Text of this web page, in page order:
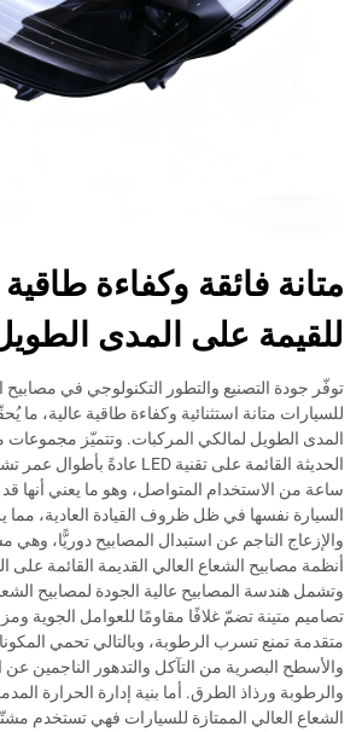
متانة فائقة وكفاءة طاقية
للقيمة على المدى
توفّر جودة التصنيع والتطور التكنولوجي في مصابيح
للسيارات متانة استثنائية وكفاءة طاقية عالية، ما
المدى الطويل لمالكي المركبات. وتتميّز مجموعات
ساعة من الاستخدام المتواصل، وهو ما يعني أنها
السيارة نفسها في ظل ظروف القيادة العادية، مما
والإزعاج الناجم عن استبدال المصابيح دوريًّا،
أنظمة مصابيح الشعاع العالي القديمة القائمة على
وتشمل هندسة المصابيح عالية الجودة لمصابيح
تصاميم متينة تضمّ غلافًا مقاومًا للعوامل الجوية
متقدمة تمنع تسرب الرطوبة، وبالتالي تحمي
والأسطح البصرية من التآكل والتدهور الناجمين عن
والرطوبة ورذاذ الطرق. أما بنية إدارة الحرارة
الشعاع العالي الممتازة للسيارات فهي تستخدم